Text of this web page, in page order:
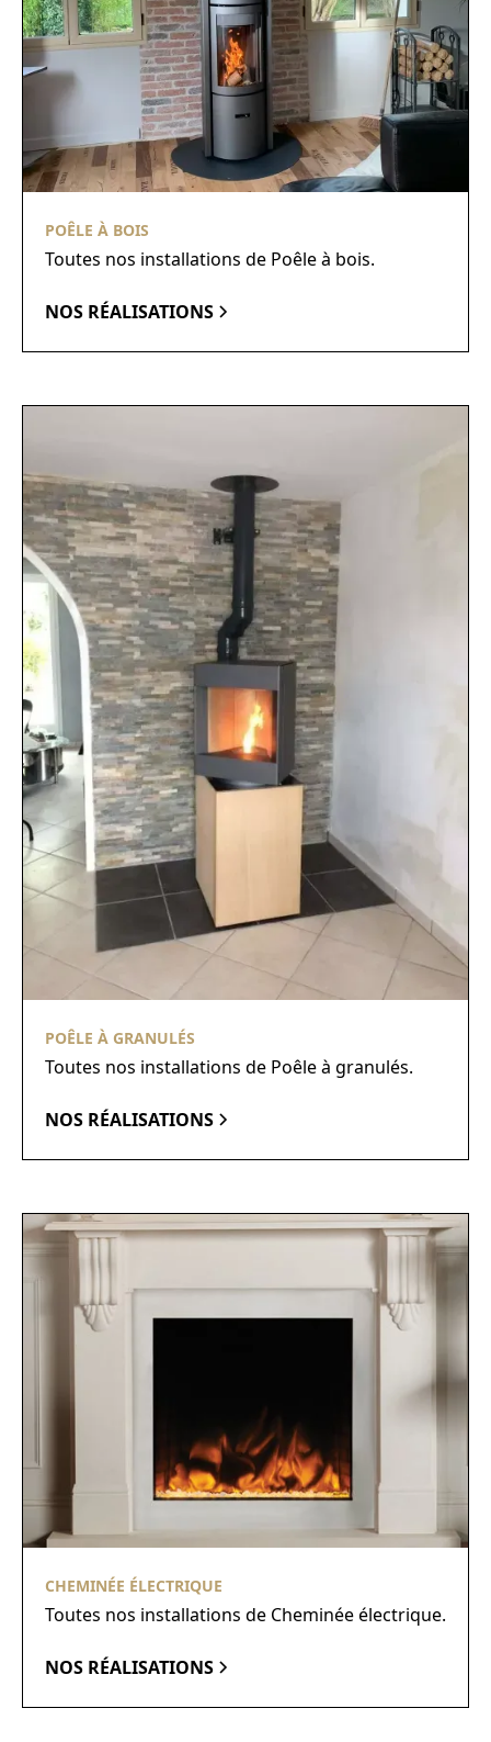
POÊLE À BOIS
Toutes nos installations de Poêle à bois.
NOS RÉALISATIONS
POÊLE À GRANULÉS
Toutes nos installations de Poêle à granulés.
NOS RÉALISATIONS
CHEMINÉE ÉLECTRIQUE
Toutes nos installations de Cheminée électrique.
NOS RÉALISATIONS